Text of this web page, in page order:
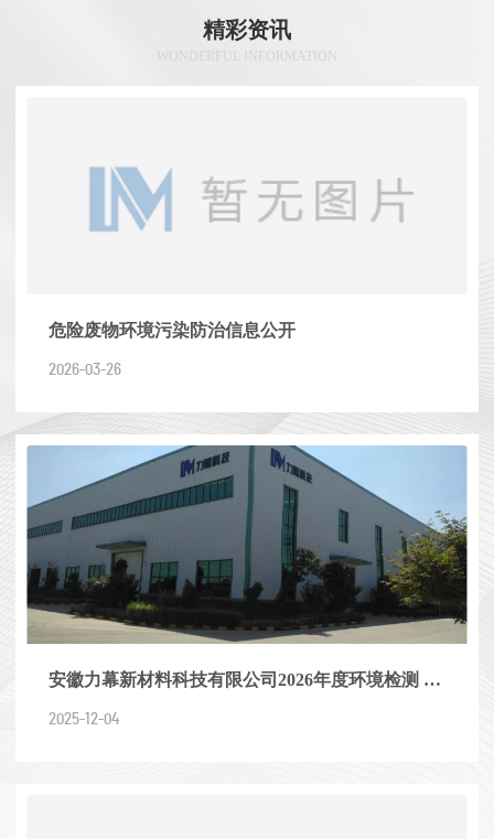
精彩资讯
WONDERFUL INFORMATION
危险废物环境污染防治信息公开
2026-03-26
安徽力幕新材料科技有限公司2026年度环境检测 服
务项目招标方案
2025-12-04